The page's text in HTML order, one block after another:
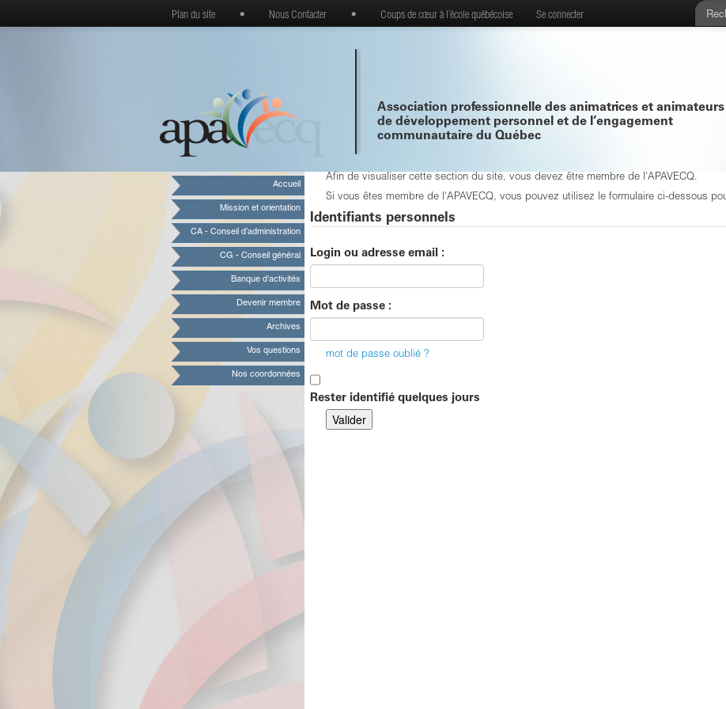
Plan du site • Nous Contacter • Coups de cœur à l’école québécoise Se connecter
Association professionnelle des animatrices et animateurs
de développement personnel et de l’engagement
communautaire du Québec
Accueil
Mission et orientation
CA - Conseil d’administration
CG - Conseil général
Banque d’activités
Devenir membre
Archives
Vos questions
Nos coordonnées
Afin de visualiser cette section du site, vous devez être membre de l'APAVECQ.
Si vous êtes membre de l'APAVECQ, vous pouvez utilisez le formulaire ci-dessous
Identifiants personnels
Login ou adresse email :
Mot de passe :
mot de passe oublié ?
Rester identifié quelques jours